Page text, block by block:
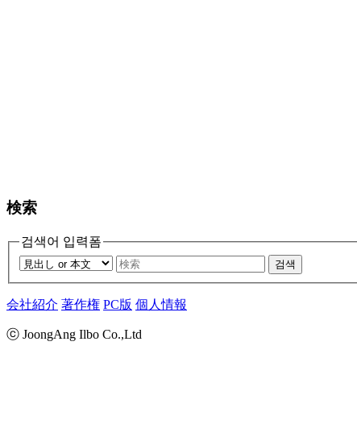
検索
검색어 입력폼
검색
会社紹介 著作権 PC版 個人情報
ⓒ JoongAng Ilbo Co.,Ltd